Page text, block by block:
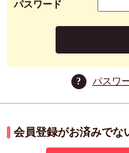
パスワード
? パスワ
会員登録がお済みでな